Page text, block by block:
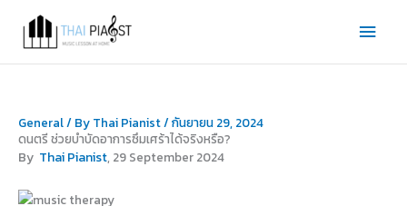
content
Main
Menu
General/ By Thai Pianist/กันยายน 29, 2024
ดนตรี ช่วยบำบัดอาการซึมเศร้าได้จริงหรือ?
By Thai Pianist, 29 September 2024